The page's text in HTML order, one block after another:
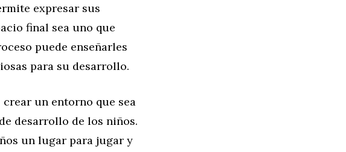
expresar sus
final sea uno que
puede enseñarles
para su desarrollo.
crear un entorno que sea
desarrollo de los niños.
un lugar para jugar y